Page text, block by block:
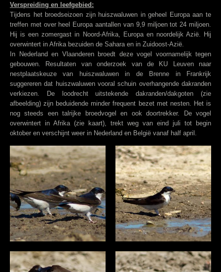
Verspreiding en leefgebied:
Tijdens het broedseizoen zijn huiszwaluwen in geheel Europa aan te
treffen met over heel Europa aantallen van 9,9 miljoen tot 24 miljoen.
Hij is een zomergast in Noord-Afrika, Europa en noordelijk Azië. Hij
overwintert in Afrika bezuiden de Sahara en in Zuidoost-Azië.
In Nederland en Vlaanderen broedt deze vogel voornamelijk tegen
gebouwen. Resultaten van onderzoek van de KU Leuven naar
nestplaatskeuze van huiszwaluwen in de Brenne in Frankrijk
suggereren dat huiszwaluwen vooral schuin overhangende dakranden
verkiezen. De loodrecht uitstekende dakranden/dakgoten (zie
afbeelding) zijn beduidende minder frequent bezet met nesten. Het is
nog steeds een talrijke broedvogel en ook doortrekker. De vogel
overwintert in Afrika (zie kaart), trekt weg van eind juli tot begin
oktober en verschijnt weer in Nederland en België vanaf half april.